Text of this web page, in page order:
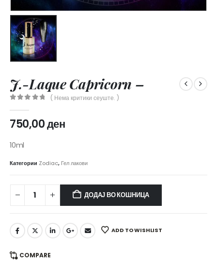
J.-Laque Capricorn –
( Нема критики сеуште. )
750,00ден
10ml
Категории Zodiac, Гел лакови
ДОДАЈ ВО КОШНИЦА
ADD TO WISHLIST
COMPARE